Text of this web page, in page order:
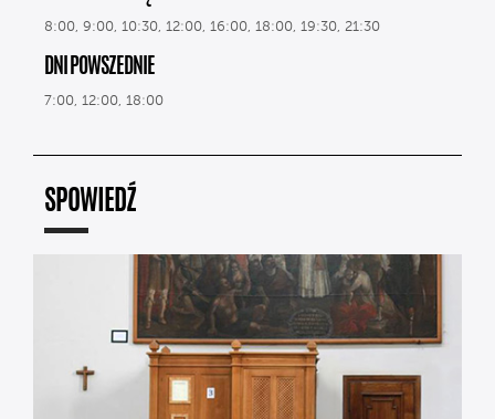
8:00, 9:00, 10:30, 12:00, 16:00, 18:00, 19:30, 21:30
DNI POWSZEDNIE
7:00, 12:00, 18:00
SPOWIEDŹ